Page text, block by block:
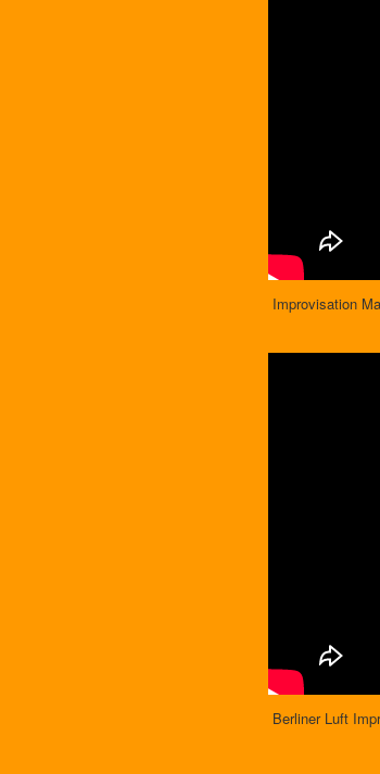
Improvisation
Berliner Luft